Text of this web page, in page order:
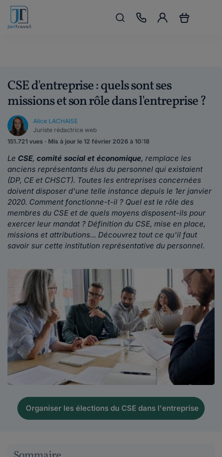
CSE d'entreprise : quels sont ses
missions et son rôle dans l'entreprise ?
Alice LACHAISE
Juriste rédactrice web
151.721 vues · Mis à jour le 12 février 2026 à 10:18
Le CSE, comité social et économique, remplace les
anciens représentants élus du personnel qui existaient
(DP, CE et CHSCT). Toutes les entreprises concernées
doivent disposer d'une telle instance depuis le 1er janvier
2020. Comment fonctionne-t-il ? Quel est le rôle des
membres du CSE et de quels moyens disposent-ils pour
exercer leur mandat ? Définition du CSE, mise en place,
missions et attributions... Découvrez tout ce qu'il faut
savoir sur cette institution représentative du personnel.
Organiser les élections du CSE dans l'entreprise